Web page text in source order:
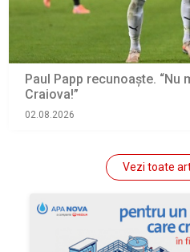
Paul Papp recunoaşte. “Nu
Craiova!”
02.08.2026
Vezi toate